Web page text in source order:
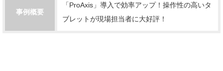
事例概要
「ProAxis」導入で効率アップ！操作性の高いタ
ブレットが現場担当者に大好評！